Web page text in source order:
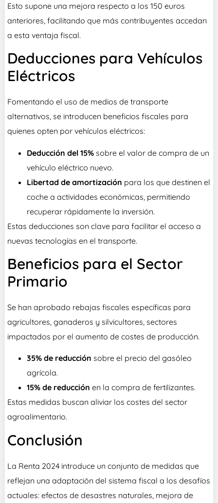
Esto supone una mejora respecto a los 150 euros
anteriores, facilitando que más contribuyentes accedan
a esta ventaja fiscal.
Deducciones para Vehículos
Eléctricos
Fomentando el uso de medios de transporte
alternativos, se introducen beneficios fiscales para
quienes opten por vehículos eléctricos:
Deducción del 15% sobre el valor de compra de un
vehículo eléctrico nuevo.
Libertad de amortización para los que destinen el
coche a actividades económicas, permitiendo
recuperar rápidamente la inversión.
Estas deducciones son clave para facilitar el acceso a
nuevas tecnologías en el transporte.
Beneficios para el Sector
Primario
Se han aprobado rebajas fiscales específicas para
agricultores, ganaderos y silvicultores, sectores
impactados por el aumento de costes de producción.
35% de reducción sobre el precio del gasóleo
agrícola.
15% de reducción en la compra de fertilizantes.
Estas medidas buscan aliviar los costes del sector
agroalimentario.
Conclusión
La Renta 2024 introduce un conjunto de medidas que
reflejan una adaptación del sistema fiscal a los desafíos
actuales: efectos de desastres naturales, mejora de